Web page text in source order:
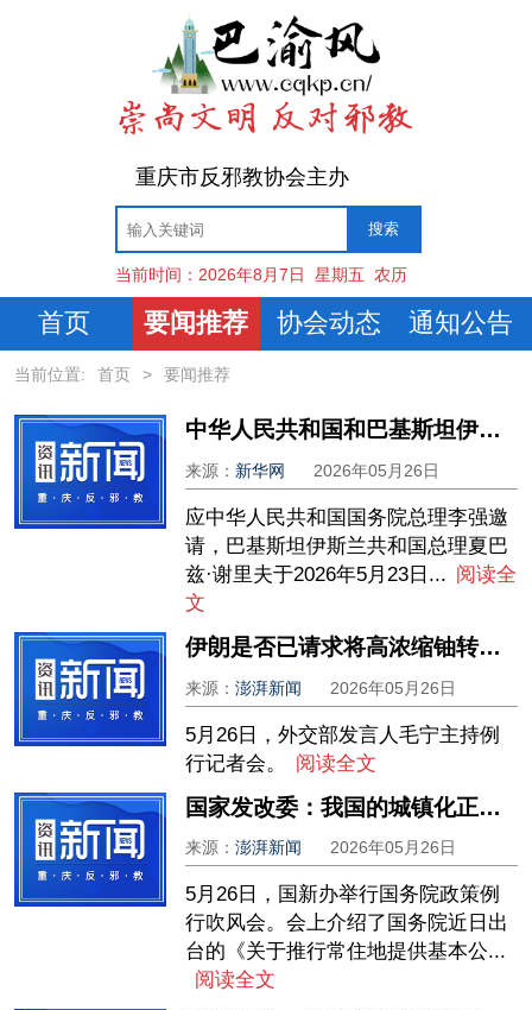
重庆市反邪教协会主办
当前时间： 2026年8月7日 星期五 农历
首页 要闻推荐 协会动态 通知公告
当前位置: 首页 > 要闻推荐
中华人民共和国和巴基斯坦伊斯兰共和国联合声明
来源： 新华网 2026年05月26日
应中华人民共和国国务院总理李强邀
请，巴基斯坦伊斯兰共和国总理夏巴
兹·谢里夫于2026年5月23日... 阅读全
文
伊朗是否已请求将高浓缩铀转运至中国？外交部回应
来源：澎湃新闻 2026年05月26日
5月26日，外交部发言人毛宁主持例
行记者会。
阅读全文
国家发改委：我国的城镇化正从快速增长期转向稳定发展期
来源：澎湃新闻 2026年05月26日
5月26日，国新办举行国务院政策例
行吹风会。会上介绍了国务院近日出
台的《关于推行常住地提供基本公...
阅读全文